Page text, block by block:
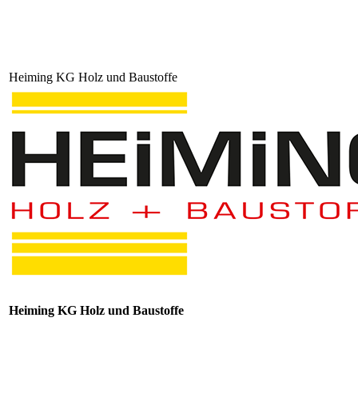
Heiming KG Holz und Baustoffe
Heiming KG Holz und Baustoffe